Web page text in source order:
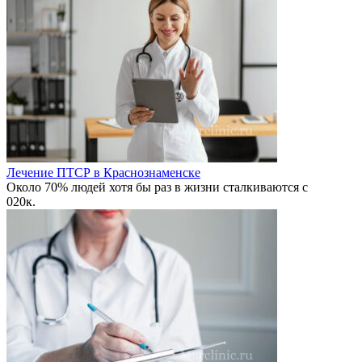
Лечение ПТСР в Краснознаменске
Около 70% людей хотя бы раз в жизни сталкиваются с
020к.